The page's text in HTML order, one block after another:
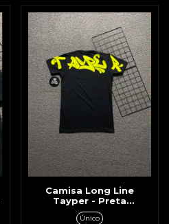
Camisa Long Line
Tayper - Preta
C/NomeVerde
Único